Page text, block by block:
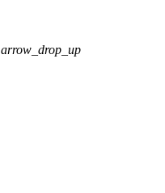
arrow_drop_up